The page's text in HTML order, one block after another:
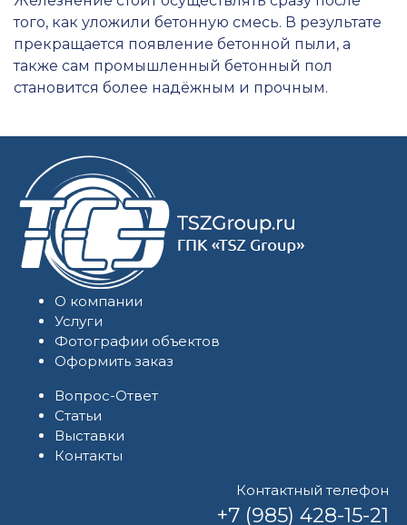
того, как уложили бетонную смесь. В результате
прекращается появление бетонной пыли, а
также сам промышленный бетонный пол
становится более надёжным и прочным.
О компании
Услуги
Фотографии объектов
Оформить заказ
Вопрос-Ответ
Статьи
Выставки
Контакты
Контактный телефон
+7 (985) 428-15-21